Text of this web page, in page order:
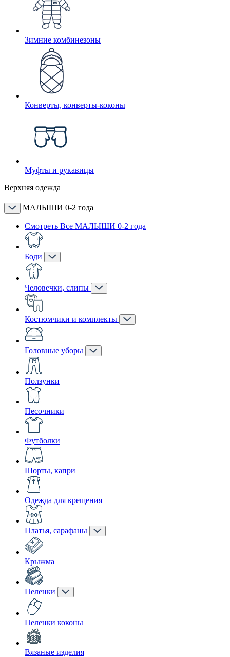
Зимние комбинезоны
Конверты, конверты-коконы
Муфты и рукавицы
Верхняя одежда
МАЛЫШИ 0-2 года
Смотреть Все МАЛЫШИ 0-2 года
Боди
Человечки, слипы
Костюмчики и комплекты
Головные уборы
Ползунки
Песочники
Футболки
Шорты, капри
Одежда для крещения
Платья, сарафаны
Крыжма
Пеленки
Пеленки коконы
Вязаные изделия